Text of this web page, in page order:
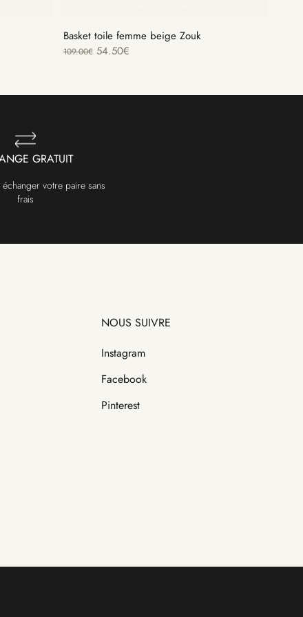
Basket toile femme beige Zouk
109.00€ 54.50€
GRATUIT
votre paire sans
frais
NOUS SUIVRE
Instagram
Facebook
Pinterest